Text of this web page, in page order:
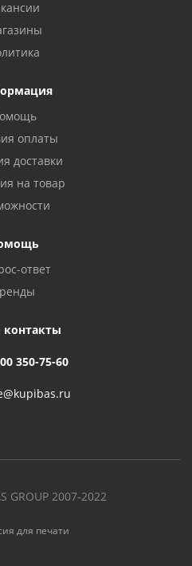
оплаты
доставки
на товар
ответ
350-75-60
GROUP 2007-2022
для печати